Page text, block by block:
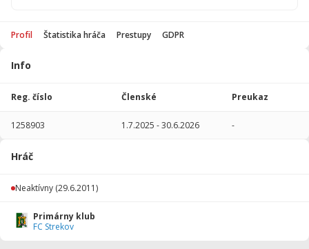
Profil Štatistika hráča Prestupy GDPR
Info
Reg. číslo Členské Preukaz
1258903 1.7.2025 -30.6.2026 -
Hráč
Neaktívny (29.6.2011)
Primárny klub
FC Strekov
Štatistika
2014/2015 24 2160
Celkovo 36 3044